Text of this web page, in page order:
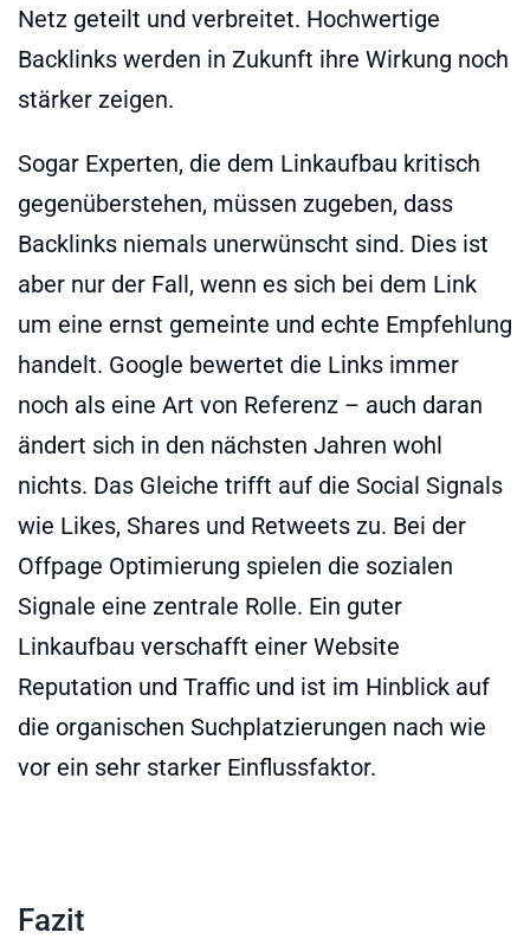
Netz geteilt und verbreitet. Hochwertige
Backlinks werden in Zukunft ihre Wirkung noch
stärker zeigen.
Sogar Experten, die dem Linkaufbau kritisch
gegenüberstehen, müssen zugeben, dass
Backlinks niemals unerwünscht sind. Dies ist
aber nur der Fall, wenn es sich bei dem Link
um eine ernst gemeinte und echte Empfehlung
handelt. Google bewertet die Links immer
noch als eine Art von Referenz – auch daran
ändert sich in den nächsten Jahren wohl
nichts. Das Gleiche trifft auf die Social Signals
wie Likes, Shares und Retweets zu. Bei der
Offpage Optimierung spielen die sozialen
Signale eine zentrale Rolle. Ein guter
Linkaufbau verschafft einer Website
Reputation und Traffic und ist im Hinblick auf
die organischen Suchplatzierungen nach wie
vor ein sehr starker Einflussfaktor.
Fazit